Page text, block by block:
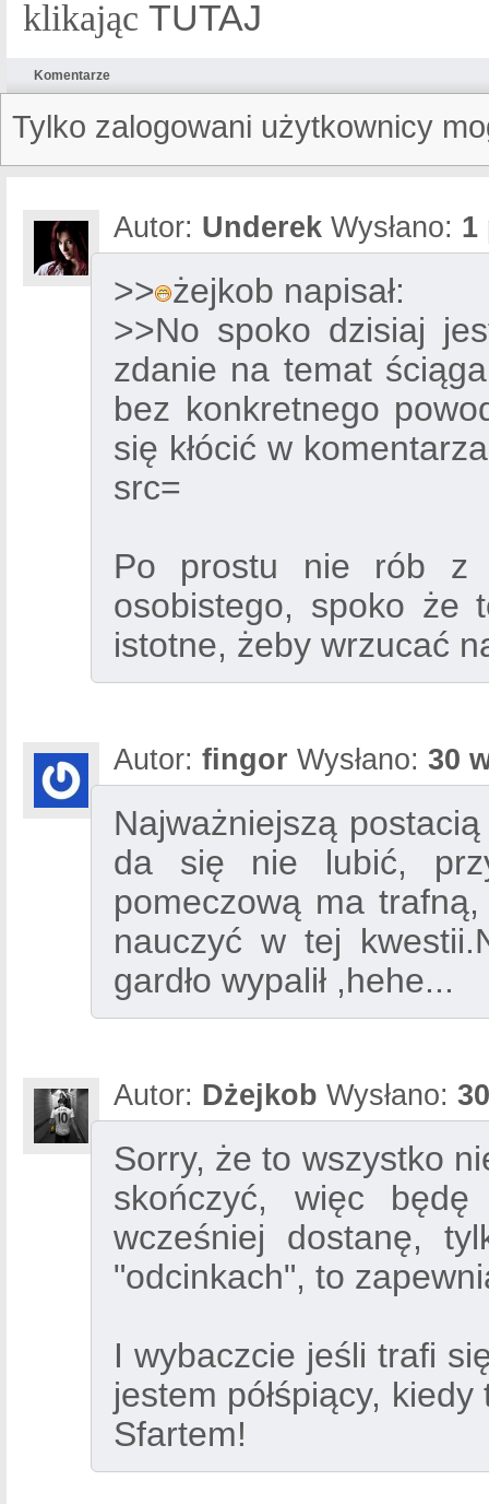
klikając TUTAJ
Komentarze
Tylko zalogowani użytkownicy
Autor: Underek Wysłano: 1
>> żejkob napisał:
>>No spoko dzisiaj
zdanie na temat
bez konkretnego
się kłócić w
src=
Po prostu nie rób z
osobistego, spoko że
istotne, żeby wrzucać
Autor: fingor Wysłano: 30
Najważniejszą
da się nie lubić,
pomeczową ma
nauczyć w tej
gardło wypalił ,hehe...
Autor: Dżejkob Wysłano:
Sorry, że to wszystko
skończyć, więc
wcześniej dostanę,
"odcinkach", to
I wybaczcie jeśli trafi
jestem półśpiący,
Sfartem!